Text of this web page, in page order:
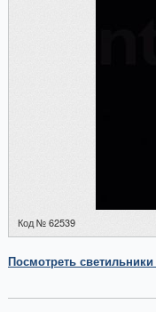
Код № 62539
Посмотреть светильники